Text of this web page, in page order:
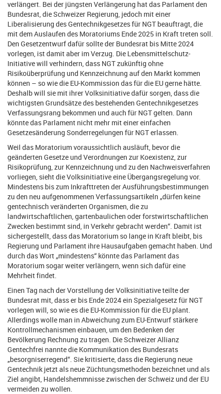
verlängert. Bei der jüngsten Verlängerung hat das Parlament den
Bundesrat, die Schweizer Regierung, jedoch mit einer
Liberalisierung des Gentechnikgesetzes für NGT beauftragt, die
mit dem Auslaufen des Moratoriums Ende 2025 in Kraft treten soll.
Den Gesetzentwurf dafür sollte der Bundesrat bis Mitte 2024
vorlegen, ist damit aber im Verzug. Die Lebensmittelschutz-
Initiative will verhindern, dass NGT zukünftig ohne
Risikoüberprüfung und Kennzeichnung auf den Markt kommen
können – so wie die EU-Kommission das für die EU gerne hätte.
Deshalb will sie mit ihrer Volksinitiative dafür sorgen, dass die
wichtigsten Grundsätze des bestehenden Gentechnikgesetzes
Verfassungsrang bekommen und auch für NGT gelten. Dann
könnte das Parlament nicht mehr mit einer einfachen
Gesetzesänderung Sonderregelungen für NGT erlassen.
Weil das Moratorium voraussichtlich ausläuft, bevor die
geänderten Gesetze und Verordnungen zur Koexistenz, zur
Risikoprüfung, zur Kennzeichnung und zu den Nachweisverfahren
vorliegen, sieht die Volksinitiative eine Übergangsregelung vor.
Mindestens bis zum Inkrafttreten der Ausführungsbestimmungen
zu den neu aufgenommenen Verfassungsartikeln „dürfen keine
gentechnisch veränderten Organismen, die zu
landwirtschaftlichen, gartenbaulichen oder forstwirtschaftlichen
Zwecken bestimmt sind, in Verkehr gebracht werden“. Damit ist
sichergestellt, dass das Moratorium so lange in Kraft bleibt, bis
Regierung und Parlament ihre Hausaufgaben gemacht haben. Und
durch das Wort „mindestens“ könnte das Parlament das
Moratorium sogar weiter verlängern, wenn sich dafür eine
Mehrheit findet.
Einen Tag nach der Vorstellung der Volksinitiative teilte der
Bundesrat mit, dass er bis Ende 2024 ein Spezialgesetz für NGT
vorlegen will, so wie es die EU-Kommission für die EU plant.
Allerdings wolle man in Abweichung zum EU-Entwurf stärkere
Kontrollmechanismen einbauen, um den Bedenken der
Bevölkerung Rechnung zu tragen. Die Schweizer Allianz
Gentechfrei nannte die Kommunikation des Bundesrats
„besorgniserregend“. Sie kritisierte, dass die Regierung neue
Gentechnik jetzt als neue Züchtungsmethoden bezeichnet und als
Ziel angibt, Handelshemmnisse zwischen der Schweiz und der EU
vermeiden zu wollen.